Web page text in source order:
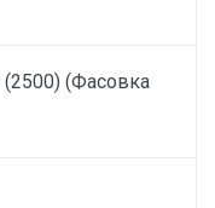
(Фасовка